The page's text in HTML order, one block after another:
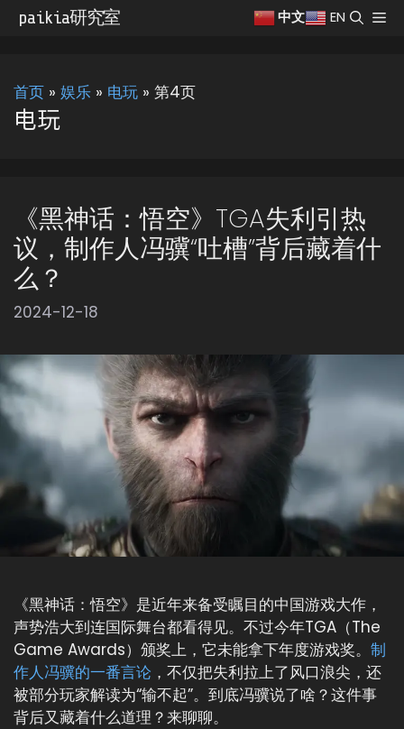
paikia研究室
菜
中文 EN
首页 » 娱乐 » 电玩 » 第4页
电玩
《黑神话：悟空》TGA失利引热
议，制作人冯骥“吐槽”背后藏着什
么？
2024-12-18
《黑神话：悟空》是近年来备受瞩目的中国游戏大作，
声势浩大到连国际舞台都看得见。不过今年TGA（The
Game Awards）颁奖上，它未能拿下年度游戏奖。 制
作人冯骥的一番言论 ，不仅把失利拉上了风口浪尖，还
被部分玩家解读为“输不起”。到底冯骥说了啥？这件事
背后又藏着什么道理？来聊聊。